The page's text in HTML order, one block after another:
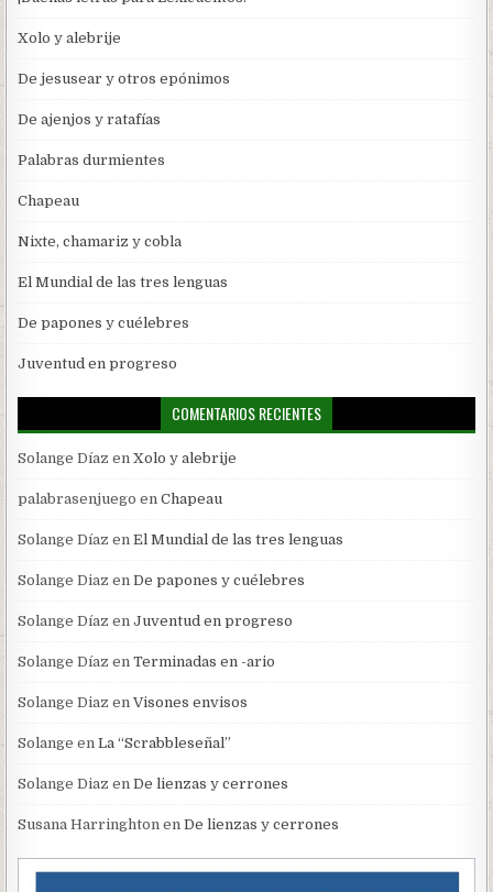
Xolo y alebrije
De jesusear y otros epónimos
De ajenjos y ratafías
Palabras durmientes
Chapeau
Nixte, chamariz y cobla
El Mundial de las tres lenguas
De papones y cuélebres
Juventud en progreso
COMENTARIOS RECIENTES
Solange Díaz enXolo y alebrije
palabrasenjuego enChapeau
Solange Díaz enEl Mundial de las tres lenguas
Solange Diaz enDe papones y cuélebres
Solange Díaz enJuventud en progreso
Solange Díaz enTerminadas en -ario
Solange Diaz enVisones envisos
Solange enLa “Scrabbleseñal”
Solange Diaz enDe lienzas y cerrones
Susana Harringhton enDe lienzas y cerrones